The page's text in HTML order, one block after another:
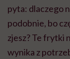
pyta: dlaczego
podobnie, bo
zjesz? Te frytki
wynika z